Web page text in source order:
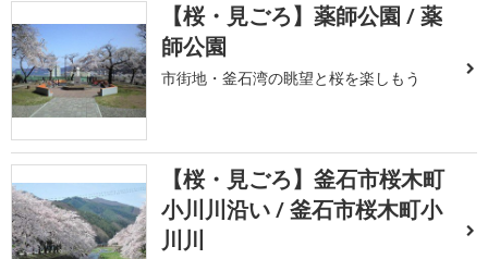
【桜・見ごろ】薬師公園 / 薬
師公園
市街地・釜石湾の眺望と桜を楽しもう
【桜・見ごろ】釜石市桜木町
小川川沿い / 釜石市桜木町小
川川